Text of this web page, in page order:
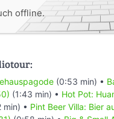
offline.
(0:53 min) •
(1:43 min) • Hot Pot:
min) • Pint Beer Villa: Bier